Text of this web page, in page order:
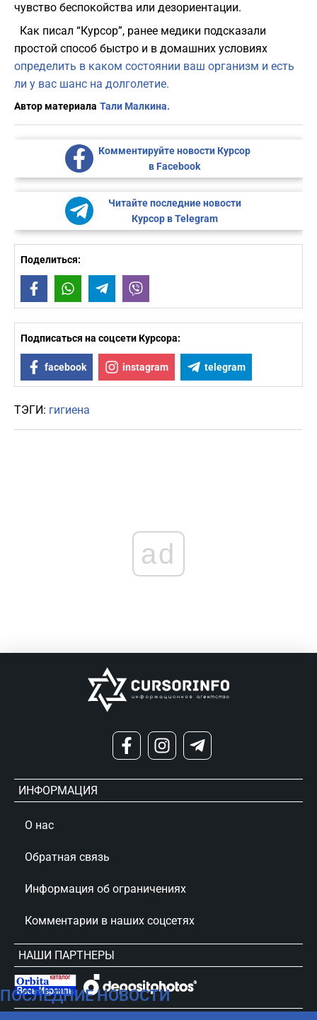
чувство беспокойства или дезориентации.
Как писал “Курсор”, ранее медики подсказали
простой способ быстро и в домашних условиях
определить в каком состоянии ваш организм и есть
ли у вас шанс на долголетие.
Автор материала Тали Малкина.
Комментируйте новости Курсор
в Facebook
Читайте последние новости
Курсор в Telegram
Поделиться:
FacebookWhatsAppTelegram
Подписаться на соцсети Курсора:
facebook instagram telegram
ТЭГИ: гигиена
ПОСЛЕДНИЕ НОВОСТИ
ad
ИНФОРМАЦИЯ
О нас
Обратная связь
Информация об ограничениях
Комментарии в наших соцсетях
НАШИ ПАРТНЕРЫ